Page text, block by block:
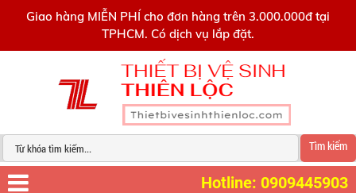
Giao hàng MIỄN PHÍ cho đơn hàng trên 3.000.000đ tại
TPHCM. Có dịch vụ lắp đặt.
Tìm kiếm
Hotline: 0909445903
0909445903